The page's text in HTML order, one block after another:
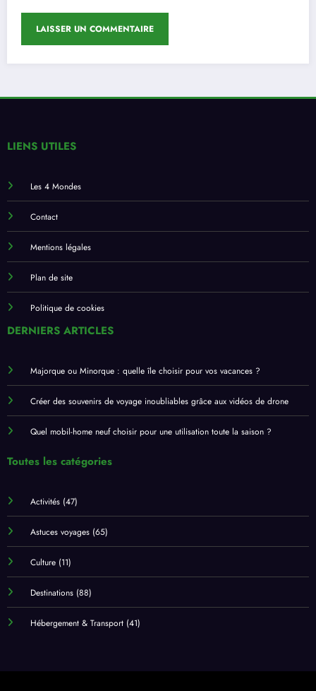
LIENS UTILES
Les 4 Mondes
Contact
Mentions légales
Plan de site
Politique de cookies
DERNIERS ARTICLES
Majorque ou Minorque : quelle île choisir pour vos vacances ?
Créer des souvenirs de voyage inoubliables grâce aux vidéos de drone
Quel mobil-home neuf choisir pour une utilisation toute la saison ?
Toutes les catégories
Activités(47)
Astuces voyages(65)
Culture(11)
Destinations(88)
Hébergement & Transport(41)